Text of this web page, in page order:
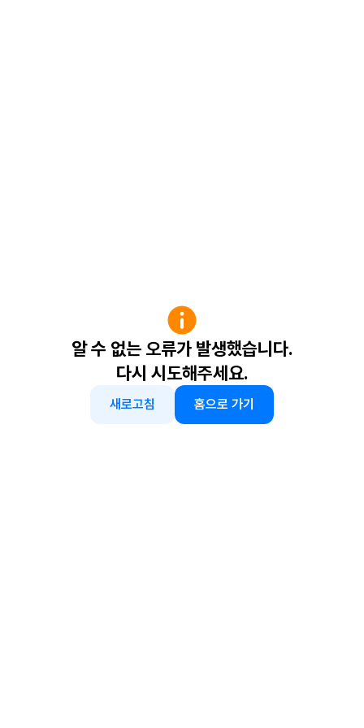
알 수 없는 오류가 발생했습니다.
다시 시도해주세요.
새로고침 홈으로 가기